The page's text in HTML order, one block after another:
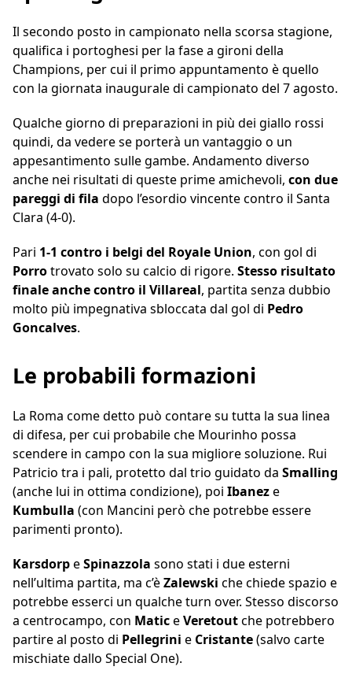
Il secondo posto in campionato nella scorsa stagione,
qualifica i portoghesi per la fase a gironi della
Champions, per cui il primo appuntamento è quello
con la giornata inaugurale di campionato del 7 agosto.
Qualche giorno di preparazioni in più dei giallo rossi
quindi, da vedere se porterà un vantaggio o un
appesantimento sulle gambe. Andamento diverso
anche nei risultati di queste prime amichevoli, con due
pareggi di fila dopo l’esordio vincente contro il Santa
Clara (4-0).
Pari 1-1 contro i belgi del Royale Union, con gol di
Porrotrovato solo su calcio di rigore. Stesso risultato
finale anche contro il Villareal, partita senza dubbio
molto più impegnativa sbloccata dal gol di Pedro
Goncalves.
Le probabili formazioni
La Roma come detto può contare su tutta la sua linea
di difesa, per cui probabile che Mourinho possa
scendere in campo con la sua migliore soluzione. Rui
Patricio tra i pali, protetto dal trio guidato da Smalling
(anche lui in ottima condizione), poi Ibaneze
Kumbulla (con Mancini però che potrebbe essere
parimenti pronto).
KarsdorpeSpinazzola sono stati i due esterni
nell’ultima partita, ma c’èZalewski che chiede spazio e
potrebbe esserci un qualche turn over. Stesso discorso
a centrocampo, con MaticeVeretoutche potrebbero
partire al posto di Pellegrini e Cristante(salvo carte
mischiate dallo Special One).